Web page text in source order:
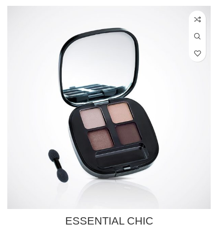
ESSENTIAL CHIC